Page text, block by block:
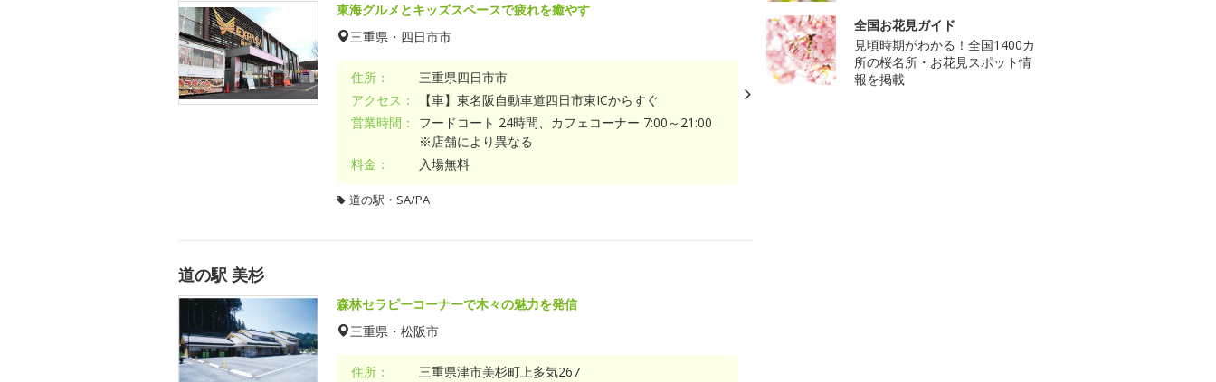
東海グルメとキッズスペースで疲れを癒やす
三重県・四日市市
住所：
三重県四日市市
アクセス：
【車】東名阪自動車道四日市東ICからすぐ
営業時間：
フードコート 24時間、カフェコーナー 7:00～21:00
※店舗により異なる
料金：
入場無料
道の駅・SA/PA
道の駅 美杉
森林セラピーコーナーで木々の魅力を発信
三重県・松阪市
住所：
三重県津市美杉町上多気267
全国お花見ガイド
見頃時期がわかる！全国1400カ
所の桜名所・お花見スポット情
報を掲載